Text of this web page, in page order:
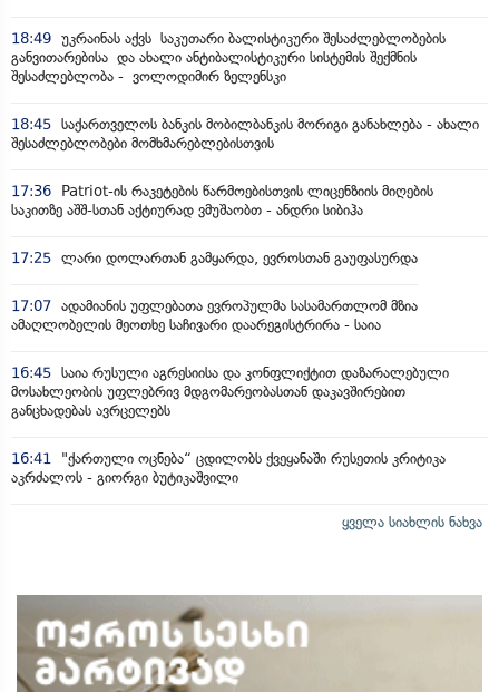
18:49 უკრაინას აქვს საკუთარი ბალისტიკური შესაძლებლობების
განვითარებისა და ახალი ანტიბალისტიკური სისტემის შექმნის
შესაძლებლობა - ვოლოდიმირ ზელენსკი
18:45 საქართველოს ბანკის მობილბანკის მორიგი განახლება - ახალი
შესაძლებლობები მომხმარებლებისთვის
17:36
Patriot-ის რაკეტების წარმოებისთვის ლიცენზიის მიღების
საკითზე აშშ-სთან აქტიურად ვმუშაობთ - ანდრი სიბიჰა
17:25 ლარი დოლართან გამყარდა, ევროსთან გაუფასურდა
17:07 ადამიანის უფლებათა ევროპულმა სასამართლომ მზია
ამაღლობელის მეოთხე საჩივარი დაარეგისტრირა - საია
16:45 საია რუსული აგრესიისა და კონფლიქტით დაზარალებული
მოსახლეობის უფლებრივ მდგომარეობასთან დაკავშირებით
განცხადებას ავრცელებს
16:41
"ქართული ოცნება“ ცდილობს ქვეყანაში რუსეთის კრიტიკა
აკრძალოს - გიორგი ბუტიკაშვილი
ყველა სიახლის ნახვა